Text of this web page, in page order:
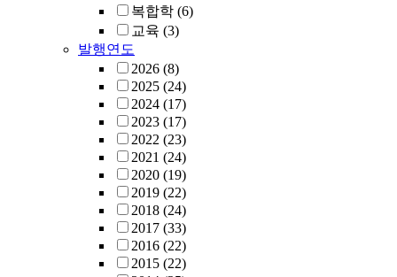
복합학 (6)
교육 (3)
발행연도
2026 (8)
2025 (24)
2024 (17)
2023 (17)
2022 (23)
2021 (24)
2020 (19)
2019 (22)
2018 (24)
2017 (33)
2016 (22)
2015 (22)